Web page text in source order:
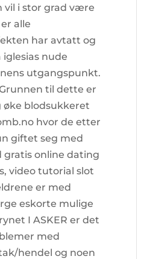
vil i stor grad være
alle
har avtatt og
nude
utgangspunkt.
til dette er
øke blodsukkeret
hvor de etter
giftet seg med
gratis online dating
video tutorial slot
er med
eskorte mulige
I ASKER er det
med
hendel og noen